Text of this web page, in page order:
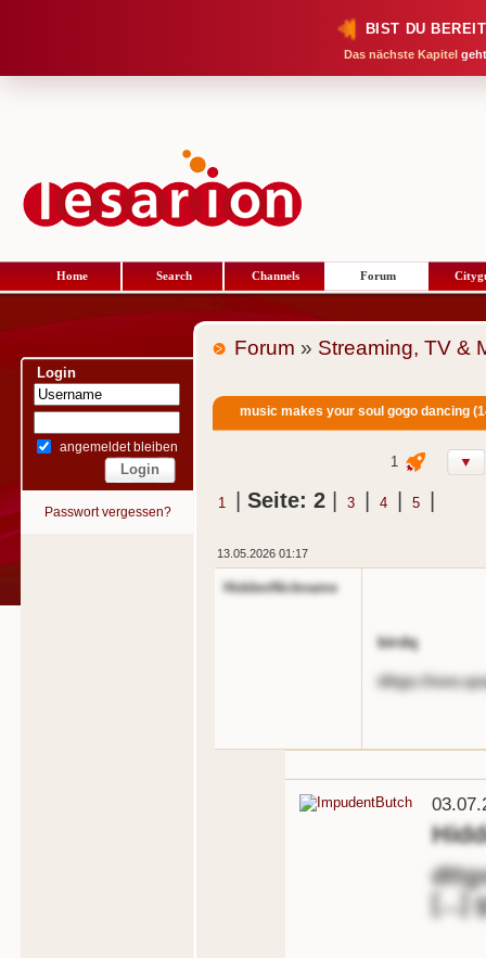
BIST DU
Das nächste Kapitel
Home Search Channels Forum
Login
angemeldet bleiben
Passwort vergessen?
Forum » Streaming, TV &
music makes your soul gogo dancing
▼
1
1 Seite: 2 3 4 5
13.05.2026 01:17
HiddenNickname
birdq
dttgs://